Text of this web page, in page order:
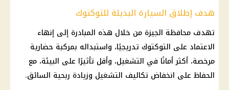
هدف إطلاق السيارة البديلة للتوكتوك
تهدف محافظة الجيزة من خلال هذه المبادرة إلى إنهاء
الاعتماد على التوكتوك تدريجيًا، واستبداله بمركبة حضارية
مرخصة، أكثر أمانًا في التشغيل، وأقل تأثيرًا على البيئة، مع
الحفاظ على انخفاض تكاليف التشغيل وزيادة ربحية السائق.